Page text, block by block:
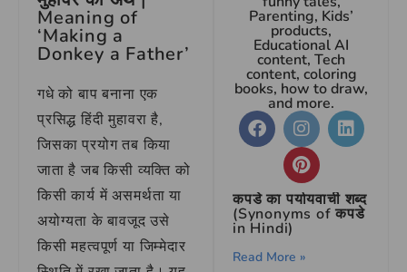
Meaning of
‘Making a
Donkey a Father’
गधे को बाप बनाना एक
प्रसिद्ध हिंदी मुहावरा है,
जिसका प्रयोग तब किया
जाता है जब किसी व्यक्ति को
किसी कार्य में असमर्थता या
अयोग्यता के बावजूद उसे
किसी महत्वपूर्ण या जिम्मेदार
Parenting, Kids’
products,
Educational AI
content, Tech
content, coloring
books, how to draw,
and more.
कपडे का पर्यायवाची शब्द
(Synonyms of कपडे
in Hindi)
Read More »